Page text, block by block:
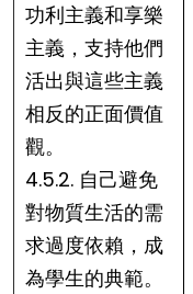
功利主義和享樂
主義，支持他們
活出與這些主義
相反的正面價值
觀。
4.5.2. 自己避免
對物質生活的需
求過度依賴，成
為學生的典範。